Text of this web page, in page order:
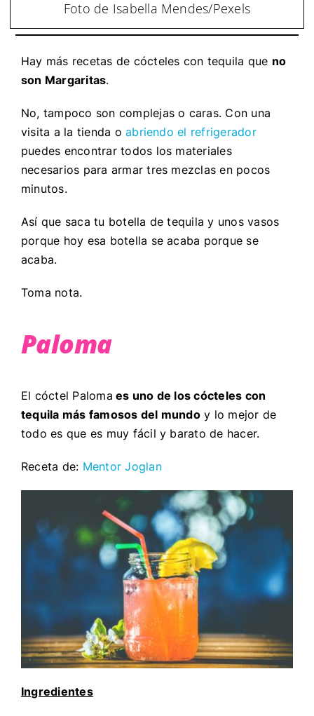
Foto de Isabella Mendes/Pexels
Hay más recetas de cócteles con tequila que no
son Margaritas.
No, tampoco son complejas o caras. Con una
visita a la tienda oabriendo el refrigerador
puedes encontrar todos los materiales
necesarios para armar tres mezclas en pocos
minutos.
Así que saca tu botella de tequila y unos vasos
porque hoy esa botella se acaba porque se
acaba.
Toma nota.
Paloma
El cóctel Paloma es uno de los cócteles con
tequila más famosos del mundoy lo mejor de
todo es que es muy fácil y barato de hacer.
Receta de: Mentor Joglan
Ingredientes